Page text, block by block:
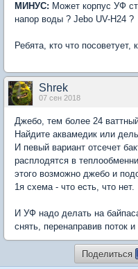
МИНУС: Может корпус УФ
напор воды ? Jebo UV-H24 ?
Ребята, кто что
Shrek
07 сен 2018
Джебо, тем более 24
Найдите аквамедик или
И певый вариант отсечет
расплодятся в
этого возможно джебо и
1я схема - что есть, что нет.
И УФ надо делать на
снять, перенаправив поток
Поделиться